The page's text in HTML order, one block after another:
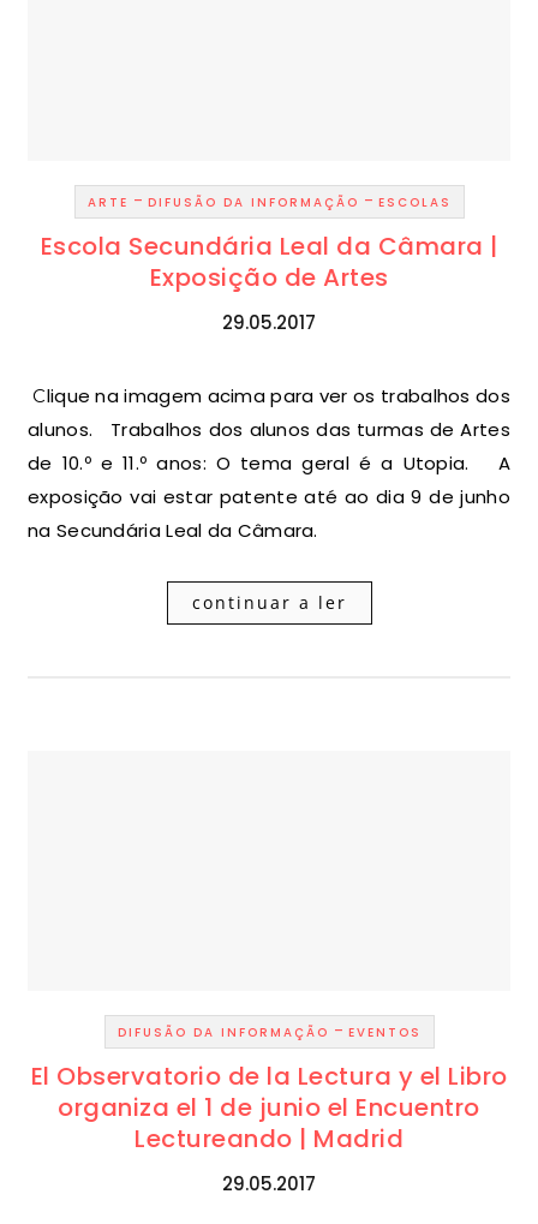
ARTE - DIFUSÃO DA INFORMAÇÃO - ESCOLAS
Escola Secundária Leal da Câmara |
Exposição de Artes
29.05.2017
Clique na imagem acima para ver os trabalhos dos
alunos. Trabalhos dos alunos das turmas de Artes
de 10.º e 11.º anos: O tema geral é a Utopia. A
exposição vai estar patente até ao dia 9 de junho
na Secundária Leal da Câmara.
continuar a ler
DIFUSÃO DA INFORMAÇÃO - EVENTOS
El Observatorio de la Lectura y el Libro
organiza el 1 de junio el Encuentro
Lectureando | Madrid
29.05.2017